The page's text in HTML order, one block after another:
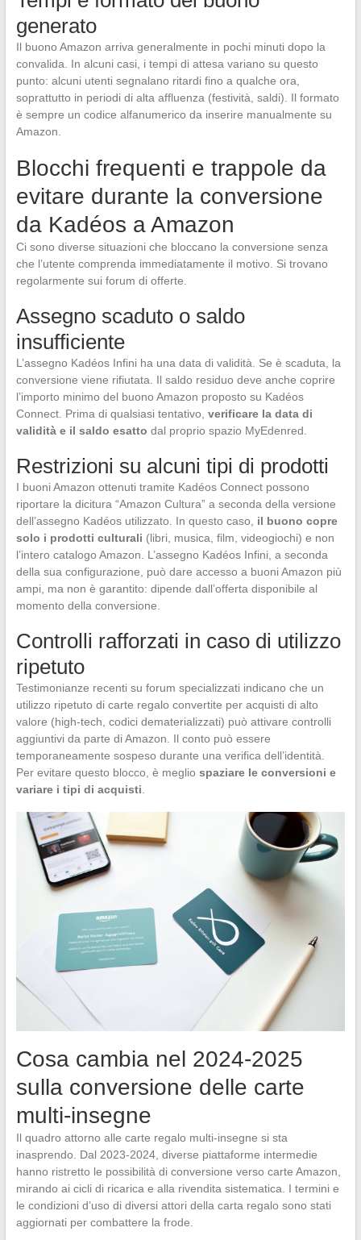
generato
Il buono Amazon arriva generalmente in pochi minuti dopo la
convalida. In alcuni casi, i tempi di attesa variano su questo
punto: alcuni utenti segnalano ritardi fino a qualche ora,
soprattutto in periodi di alta affluenza (festività, saldi). Il formato
è sempre un codice alfanumerico da inserire manualmente su
Amazon.
Blocchi frequenti e trappole da
evitare durante la conversione
da Kadéos a Amazon
Ci sono diverse situazioni che bloccano la conversione senza
che l’utente comprenda immediatamente il motivo. Si trovano
regolarmente sui forum di offerte.
Assegno scaduto o saldo
insufficiente
L’assegno Kadéos Infini ha una data di validità. Se è scaduta, la
conversione viene rifiutata. Il saldo residuo deve anche coprire
l’importo minimo del buono Amazon proposto su Kadéos
Connect. Prima di qualsiasi tentativo, verificare la data di
validità e il saldo esatto dal proprio spazio MyEdenred.
Restrizioni su alcuni tipi di prodotti
I buoni Amazon ottenuti tramite Kadéos Connect possono
riportare la dicitura “Amazon Cultura” a seconda della versione
dell’assegno Kadéos utilizzato. In questo caso, il buono copre
solo i prodotti culturali (libri, musica, film, videogiochi) e non
l’intero catalogo Amazon. L’assegno Kadéos Infini, a seconda
della sua configurazione, può dare accesso a buoni Amazon più
ampi, ma non è garantito: dipende dall’offerta disponibile al
momento della conversione.
Controlli rafforzati in caso di utilizzo
ripetuto
Testimonianze recenti su forum specializzati indicano che un
utilizzo ripetuto di carte regalo convertite per acquisti di alto
valore (high-tech, codici dematerializzati) può attivare controlli
aggiuntivi da parte di Amazon. Il conto può essere
temporaneamente sospeso durante una verifica dell’identità.
Per evitare questo blocco, è meglio spaziare le conversioni e
variare i tipi di acquisti
Cosa cambia nel 2024-2025
sulla conversione delle carte
multi-insegne
Il quadro attorno alle carte regalo multi-insegne si sta
inasprendo. Dal 2023-2024, diverse piattaforme intermedie
hanno ristretto le possibilità di conversione verso carte Amazon,
mirando ai cicli di ricarica e alla rivendita sistematica. I termini e
le condizioni d’uso di diversi attori della carta regalo sono stati
aggiornati per combattere la frode.